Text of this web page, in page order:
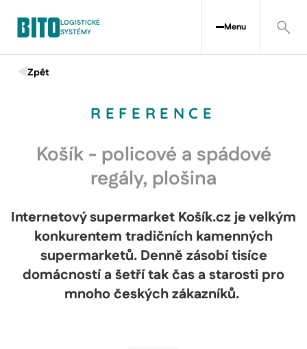
LOGISTICKÉ
SYSTÉMY
Menu
Zpět
REFERENCE
Košík - policové a spádové
regály, plošina
Internetový supermarket Košík.cz je velkým
konkurentem tradičních kamenných
supermarketů. Denně zásobí tisíce
domácností a šetří tak čas a starosti pro
mnoho českých zákazníků.